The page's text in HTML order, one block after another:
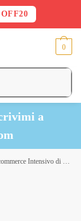
0
a
Intensivo di Roberto Angeli
OFF20